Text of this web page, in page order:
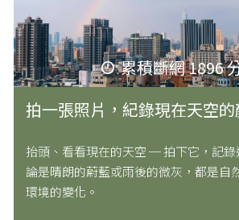
累積斷網 1896
拍一張照片，紀錄現在天空
抬頭、看看現在的天空 ─ 拍下它，記
論是晴朗的蔚藍或雨後的微灰，都是自
環境的變化。